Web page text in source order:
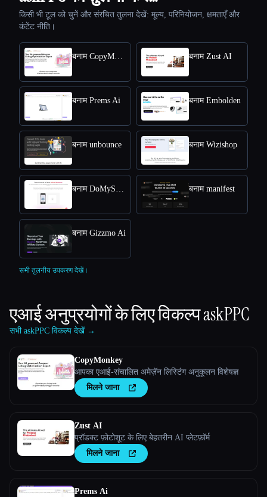
किसी भी टूल को चुनें और संरचित तुलना देखें: मूल्य, परिनियोजन, क्षमताएँ और
कंटेंट नीति।
बनाम CopyMonkey बनाम Zust AI
बनाम Prems Ai बनाम Embolden
बनाम unbounce बनाम Wizishop
बनाम DoMyShoot बनाम manifest
बनाम Gizzmo Ai
सभी तुलनीय उपकरण देखें।
एआई अनुप्रयोगों के लिए विकल्पaskPPC
सभी askPPC विकल्प देखें →
CopyMonkey
आपका एआई-संचालित अमेज़ॅन लिस्टिंग अनुकूलन विशेषज्ञ
मिलने जाना
Zust AI
प्रॉडक्ट फ़ोटोशूट के लिए बेहतरीन AI प्लेटफ़ॉर्म
मिलने जाना
Prems Ai